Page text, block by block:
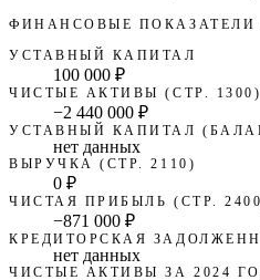
ФИНАНСОВЫЕ ПОКАЗАТЕЛИ
УСТАВНЫЙ КАПИТАЛ
100 000 ₽
ЧИСТЫЕ АКТИВЫ (СТР. 1300)
−2 440 000 ₽
УСТАВНЫЙ КАПИТАЛ
нет данных
ВЫРУЧКА (СТР. 2110)
0 ₽
ЧИСТАЯ ПРИБЫЛЬ (СТР.
−871 000 ₽
КРЕДИТОРСКАЯ
нет данных
ЧИСТЫЕ АКТИВЫ ЗА 2024